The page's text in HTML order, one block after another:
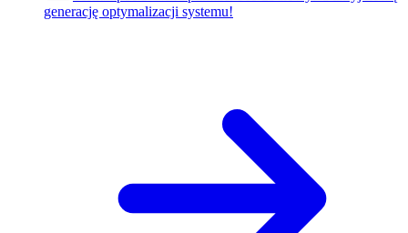
generację optymalizacji systemu!